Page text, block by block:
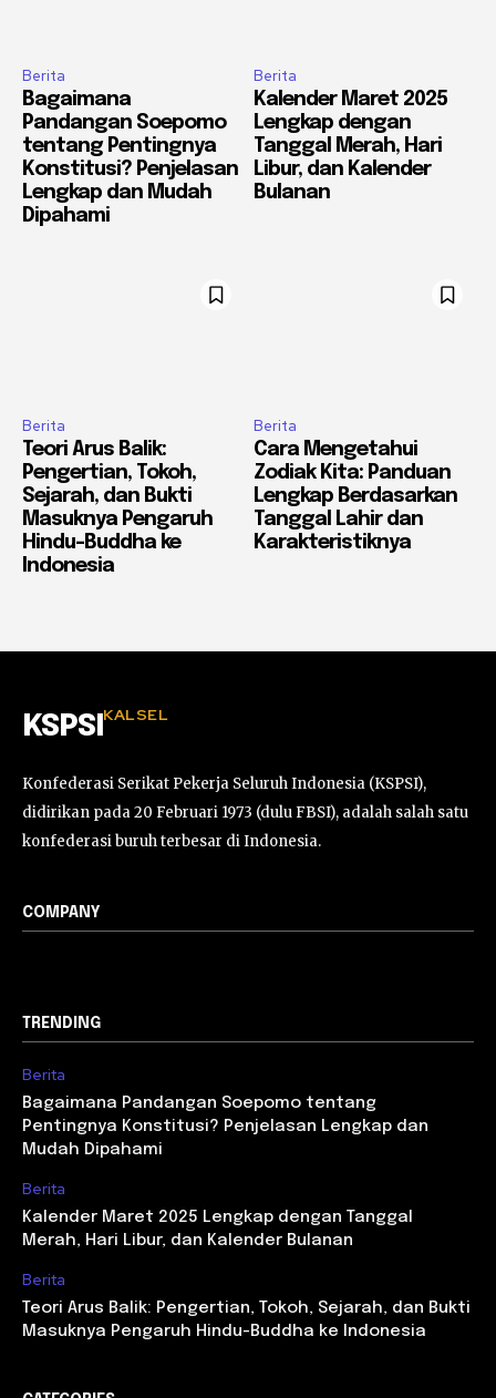
Berita
Bagaimana
Pandangan Soepomo
tentang Pentingnya
Konstitusi? Penjelasan
Lengkap dan Mudah
Dipahami
Berita
Kalender Maret 2025
Lengkap dengan
Tanggal Merah, Hari
Libur, dan Kalender
Bulanan
Berita
Teori Arus Balik:
Pengertian, Tokoh,
Sejarah, dan Bukti
Masuknya Pengaruh
Hindu-Buddha ke
Indonesia
Berita
Cara Mengetahui
Zodiak Kita: Panduan
Lengkap Berdasarkan
Tanggal Lahir dan
Karakteristiknya
KSPSI KALSEL
Konfederasi Serikat Pekerja Seluruh Indonesia (KSPSI),
didirikan pada 20 Februari 1973 (dulu FBSI), adalah salah satu
konfederasi buruh terbesar di Indonesia.
COMPANY
TRENDING
Berita
Bagaimana Pandangan Soepomo tentang
Pentingnya Konstitusi? Penjelasan Lengkap dan
Mudah Dipahami
Berita
Kalender Maret 2025 Lengkap dengan Tanggal
Merah, Hari Libur, dan Kalender Bulanan
Berita
Teori Arus Balik: Pengertian, Tokoh, Sejarah, dan Bukti
Masuknya Pengaruh Hindu-Buddha ke Indonesia